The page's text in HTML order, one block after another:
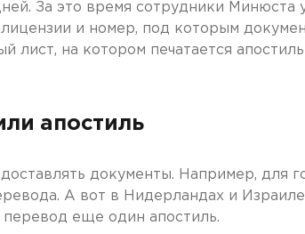
За это время сотрудники Минюста
и номер, под которым
лист, на котором печатается
апостиль
документы. Например, для
А вот в Нидерландах и
перевод еще один апостиль.